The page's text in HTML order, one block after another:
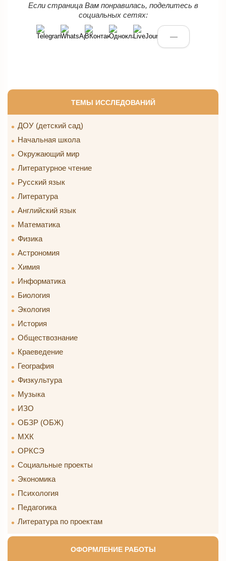
ТЕМЫ ИССЛЕДОВАНИЙ
ДОУ (детский сад)
Начальная школа
Окружающий мир
Литературное чтение
Русский язык
Литература
Английский язык
Математика
Физика
Астрономия
Химия
Информатика
Биология
Экология
История
Обществознание
Краеведение
География
Физкультура
Музыка
ИЗО
ОБЗР (ОБЖ)
МХК
ОРКСЭ
Социальные проекты
Экономика
Психология
Педагогика
Литература по проектам
ОФОРМЛЕНИЕ РАБОТЫ
Если страница Вам понравилась, поделитесь в
социальных сетях:
—